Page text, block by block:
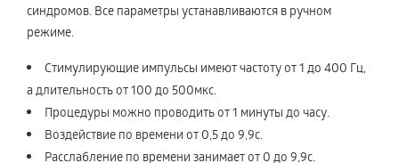
синдромов. Все параметры устанавливаются в ручном
режиме.
Стимулирующие импульсы имеют частоту от 1 до 400 Гц,
а длительность от 100 до 500мкс.
Процедуры можно проводить от 1 минуты до часу.
Воздействие по времени от 0,5 до 9,9с.
Расслабление по времени занимает от 0 до 9,9с.